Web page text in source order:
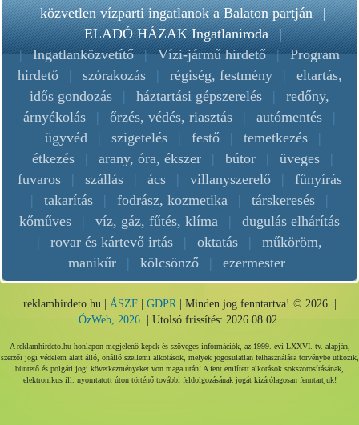
közvetlen vízparti ingatlanok a Balaton partján |
ELADÓ HÁZAK Ingatlaniroda |
| Ingatlanközvetítő | Vízi-jármű hirdető | Program
hirdető
| szórakozás | régiség, festmény |
eltartás,
idős gondozás
| háztartási gépszerelés |
redőny,
árnyékolás
| őrzés, védés, riasztás | autómentés
|
ügyvéd
| szigetelés | festő | temetkezés
|
étkezés
| arany, óra, ékszer | bútor | üveges
|
fuvaros
| szállás | ács | villanyszerelő |
fűnyírás
|
takarítás | fodrász, kozmetika | társkeresés
|
kőműves
| víz, gáz, fűtés, klíma |
dugulás elhárítás
|
rovar és kártevő irtás | oktatás |
műköröm,
manikűr
| kölcsönző | ezermester
reklamhirdeto.hu | ÁSZF| GDPR| Minden jog fenntartva! © 2026. |
ÓzWeb, 2026.
| Utolsó frissítés: 2026.08.02.
A reklamhirdeto.hu honlapon megjelenő képek és szöveges információk, az 1999. évi LXXVI. tv. alapján,
szerzői jogi védelem alatt álló, önálló szellemi alkotások, melyek jogosulatlan felhasználása törvénybe ütközik,
büntető és polgári jogi következményeket von maga után! A fent említett alkotások sokszorosításának,
elektronikus ill. nyomtatott úton történő további feldolgozásának jogát kizárólagosan fenntartjuk!